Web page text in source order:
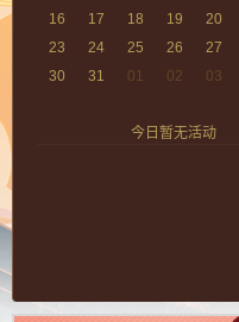
16
17 18 19 20
23
24 25 26 27
30
31 01 02 03
今日暂无活动